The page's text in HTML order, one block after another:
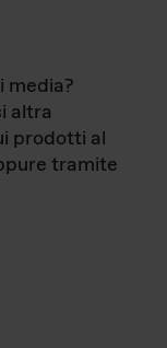
media?
altra
prodotti al
tramite